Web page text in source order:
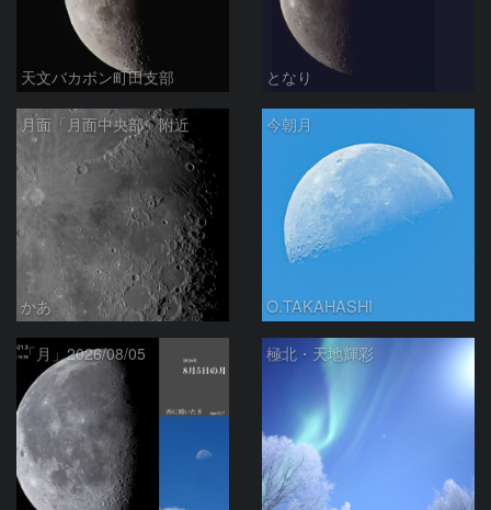
天文バカボン町田支部 となり
月面「月面中央部」附近
かあ
今朝月
O.TAKAHASHI
「月」2026/08/05 極北・天地輝彩